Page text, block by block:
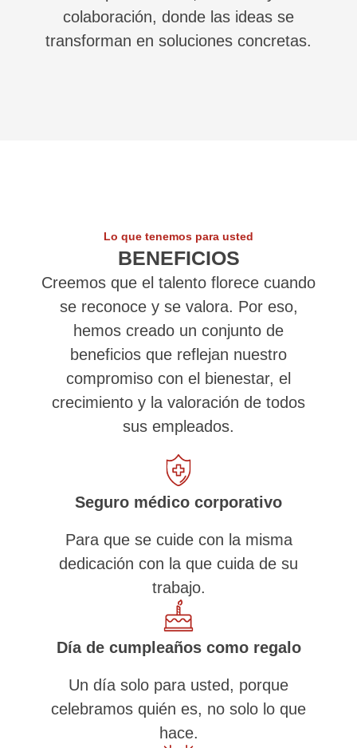
colaboración, donde las ideas se
transforman en soluciones concretas.
Lo que tenemos para usted
BENEFICIOS
Creemos que el talento florece cuando
se reconoce y se valora. Por eso,
hemos creado un conjunto de
beneficios que reflejan nuestro
compromiso con el bienestar, el
crecimiento y la valoración de todos
sus empleados.
Seguro médico corporativo
Para que se cuide con la misma
dedicación con la que cuida de su
trabajo.
Día de cumpleaños como regalo
Un día solo para usted, porque
celebramos quién es, no solo lo que
hace.